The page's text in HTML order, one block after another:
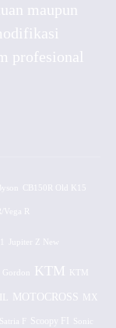
maupun
profesional
CB150R Old K15
Vega R
Gordon KTM KTM
MOTOCROSS MX
Satria F Scoopy FI Sonic